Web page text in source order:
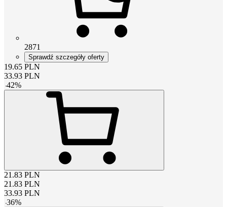
2871
Sprawdź szczegóły oferty
19.65 PLN
33.93 PLN
-42%
21.83 PLN
21.83 PLN
33.93 PLN
-36%